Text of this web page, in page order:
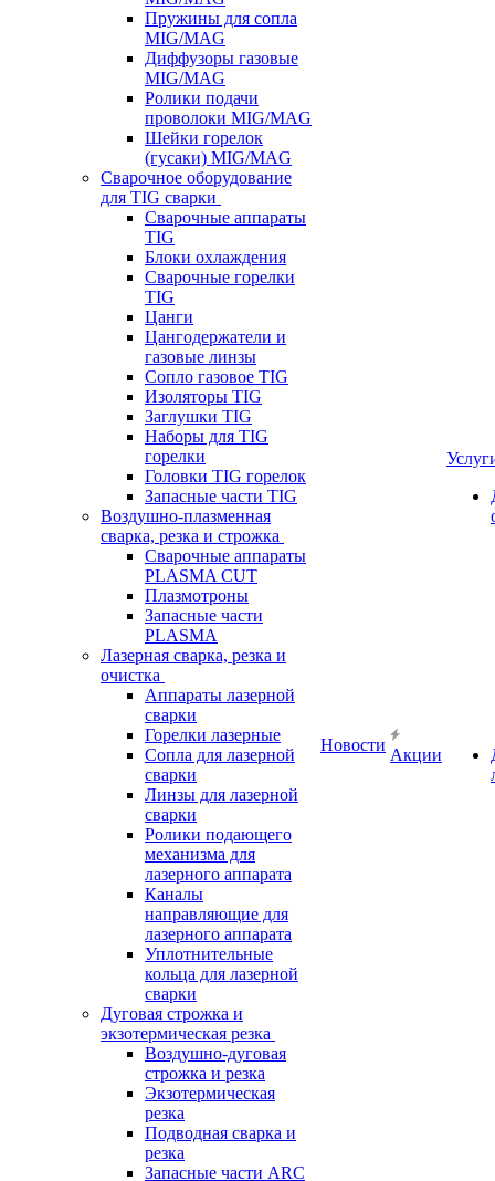
Пружины для сопла
MIG/MAG
Диффузоры газовые
MIG/MAG
Ролики подачи
проволоки MIG/MAG
Шейки горелок
(гусаки) MIG/MAG
Сварочное оборудование
для TIG сварки
Сварочные аппараты
TIG
Блоки охлаждения
Сварочные горелки
TIG
Цанги
Цангодержатели и
газовые линзы
Сопло газовое TIG
Изоляторы TIG
Заглушки TIG
Наборы для TIG
горелки
Головки TIG горелок
Запасные части TIG
Воздушно-плазменная
сварка, резка и строжка
Сварочные аппараты
PLASMA CUT
Плазмотроны
Запасные части
PLASMA
Лазерная сварка, резка и
очистка
Аппараты лазерной
сварки
Горелки лазерные
Сопла для лазерной
сварки
Линзы для лазерной
сварки
Ролики подающего
механизма для
лазерного аппарата
Каналы
направляющие для
лазерного аппарата
Уплотнительные
кольца для лазерной
сварки
Дуговая строжка и
экзотермическая резка
Воздушно-дуговая
строжка и резка
Экзотермическая
резка
Подводная сварка и
резка
Запасные части ARC
Новости
Акции